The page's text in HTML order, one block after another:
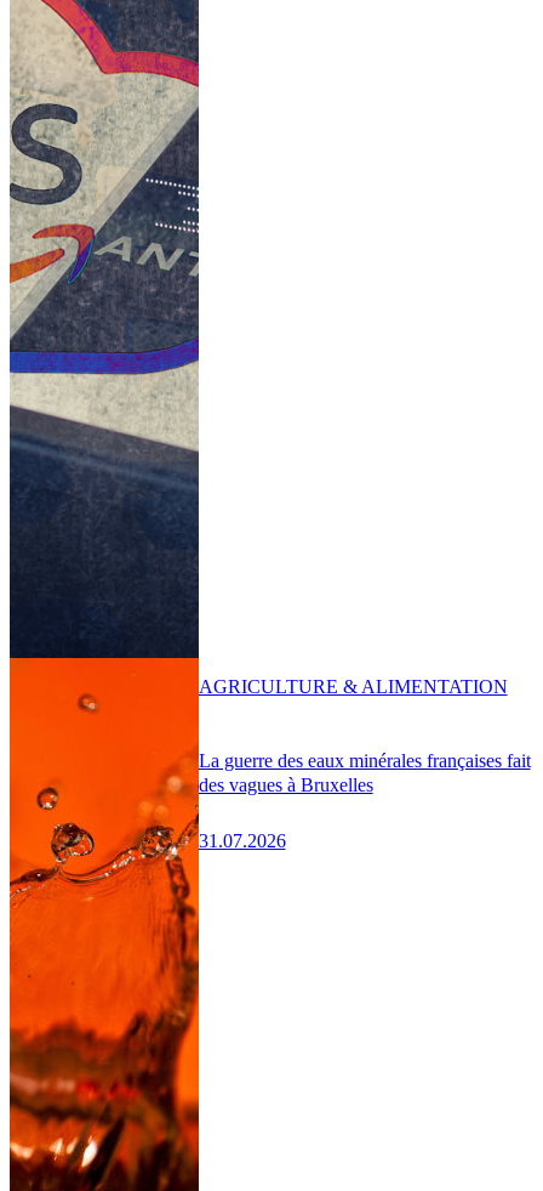
La guerre des eaux minérales françaises fait
des vagues à Bruxelles
31.07.2026
AGRICULTURE & ALIMENTATION